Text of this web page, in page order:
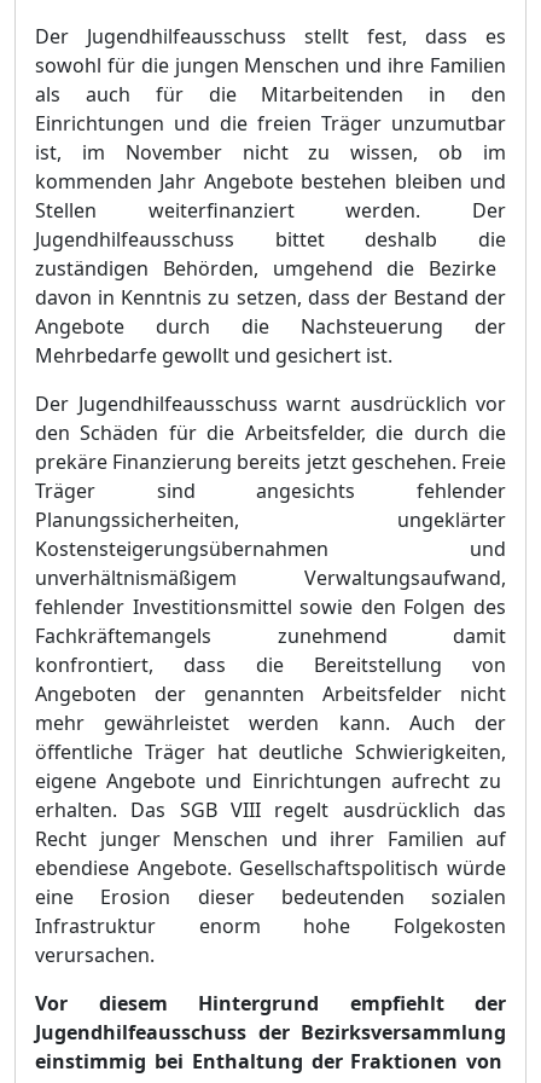
Der Jugendhilfeausschuss stellt fest, dass es
sowohl für die jungen Menschen und ihre Familien
als auch für die Mitarbeitenden in den
Einrichtungen und die freien Träger unzumutbar
ist, im November nicht zu wissen, ob im
kommenden Jahr Angebote bestehen bleiben und
Stellen weiterfinanziert werden. Der
Jugendhilfeausschuss bittet deshalb die
zuständigen Behörden, umgehend die Bezirke
davon in Kenntnis zu setzen, dass der Bestand der
Angebote durch die Nachsteuerung der
Mehrbedarfe gewollt und gesichert ist.
Der Jugendhilfeausschuss warnt ausdrücklich vor
den Schäden für die Arbeitsfelder, die durch die
prekäre Finanzierung bereits jetzt geschehen. Freie
Träger sind angesichts fehlender
Planungssicherheiten, ungeklärter
Kostensteigerungsübernahmen und
unverhältnismäßigem Verwaltungsaufwand,
fehlender Investitionsmittel sowie den Folgen des
Fachkräftemangels zunehmend damit
konfrontiert, dass die Bereitstellung von
Angeboten der genannten Arbeitsfelder nicht
mehr gewährleistet werden kann. Auch der
öffentliche Träger hat deutliche Schwierigkeiten,
eigene Angebote und Einrichtungen aufrecht zu
erhalten. Das SGB VIII regelt ausdrücklich das
Recht junger Menschen und ihrer Familien auf
ebendiese Angebote. Gesellschaftspolitisch würde
eine Erosion dieser bedeutenden sozialen
Infrastruktur enorm hohe Folgekosten
verursachen.
Vor diesem Hintergrund empfiehlt der
Jugendhilfeausschuss der Bezirksversammlung
einstimmig bei Enthaltung der Fraktionen von